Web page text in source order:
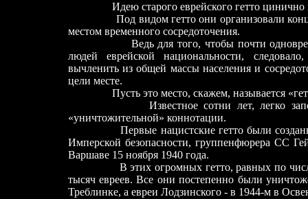
Идею старого еврейского гетто цинично
Под видом гетто они организовали
местом временного сосредоточения.
Ведь для того, чтобы почти
людей еврейской национальности,
вычленить из общей массы населения и
цели месте.
Пусть это место, скажем, называется
Известное сотни лет, легко
«уничтожительной» коннотации.
Первые нацистские гетто были созданы
Имперской безопасности, группенфюрера СС
Варшаве 15 ноября 1940 года.
В этих огромных гетто, равных по
тысяч евреев. Все они постепенно были
Треблинке, а евреи Лодзинского - в 1944-м в